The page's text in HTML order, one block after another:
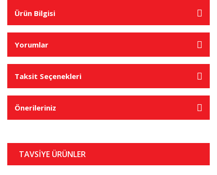
Ürün Bilgisi
Yorumlar
Taksit Seçenekleri
Önerileriniz
TAVSİYE ÜRÜNLER